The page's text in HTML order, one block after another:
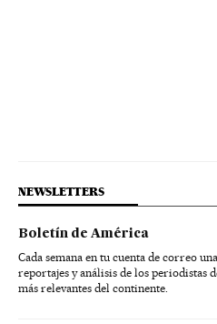
NEWSLETTERS
Boletín de América
Cada semana en tu cuenta de correo
reportajes y análisis de los periodistas
más relevantes del continente.